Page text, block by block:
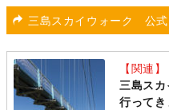
三島スカイウォーク 公式
【関連】
三島スカ
行ってき